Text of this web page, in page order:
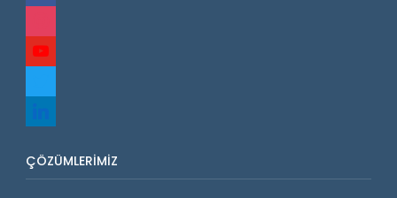
youtube
ÇÖZÜMLERIMIZ